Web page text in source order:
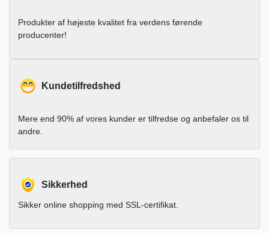
Produkter af højeste kvalitet fra verdens førende
producenter!
Kundetilfredshed
Mere end 90% af vores kunder er tilfredse og anbefaler os til
andre.
Sikkerhed
Sikker online shopping med SSL-certifikat.